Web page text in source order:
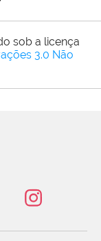
sob a licença
3.0 Não